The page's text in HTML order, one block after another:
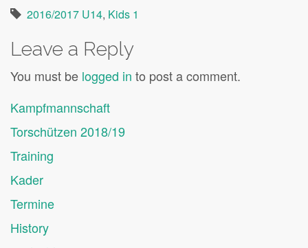
2016/2017 U14, Kids 1
Leave a Reply
You must be logged in to post a comment.
Kampfmannschaft
Torschützen 2018/19
Training
Kader
Termine
History